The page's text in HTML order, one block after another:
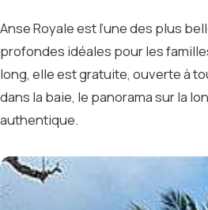
Anse Royale est l’une des plus
profondes idéales pour les
long, elle est gratuite, ouverte à
dans la baie, le panorama sur la
authentique.